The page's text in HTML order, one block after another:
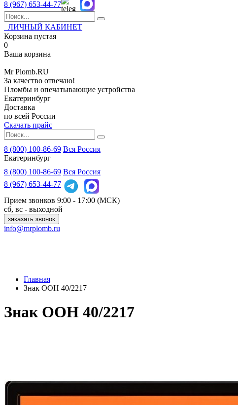
8 (967) 653-44-77
ЛИЧНЫЙ КАБИНЕТ
Корзина пустая
0
Ваша корзина
MrPlomb.RU
За качество отвечаю!
Пломбы и опечатывающие устройства
Екатеринбург
Доставка
по всей России
Скачать прайс
8 (800) 100-86-69 Вся Россия
Екатеринбург
8 (800) 100-86-69 Вся Россия
8 (967) 653-44-77
Прием звонков 9:00 - 17:00 (МСК)
сб, вс - выходной
заказать звонок
info@mrplomb.ru
Главная
Знак ООН 40/2217
Знак ООН 40/2217